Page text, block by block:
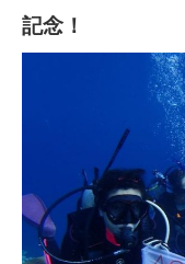
記念！